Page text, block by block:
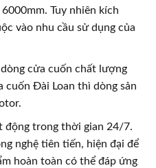
Tuy nhiên kích
vào nhu cầu sử dụng của
cửa cuốn chất lượng
Đài Loan thì dòng sản
động trong thời gian 24/7.
nghệ tiên tiến, hiện đại để
hoàn toàn có thể đáp ứng